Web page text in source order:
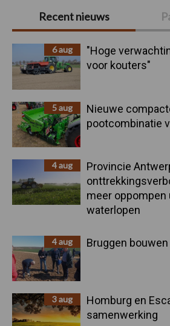
Primaire
Sidebar
Recent nieuws
6 aug
"Hoge
voor kouters"
5 aug
Nieuwe
pootcombinatie
4 aug
Provincie
meer oppompen
waterlopen
4 aug Bruggen
3 aug
Homburg en
samenwerking